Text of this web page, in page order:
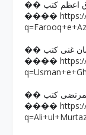
اعظم کتب
����
غنی کتب
����
کتب
����